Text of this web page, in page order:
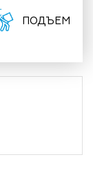
ПОДЪЕМ